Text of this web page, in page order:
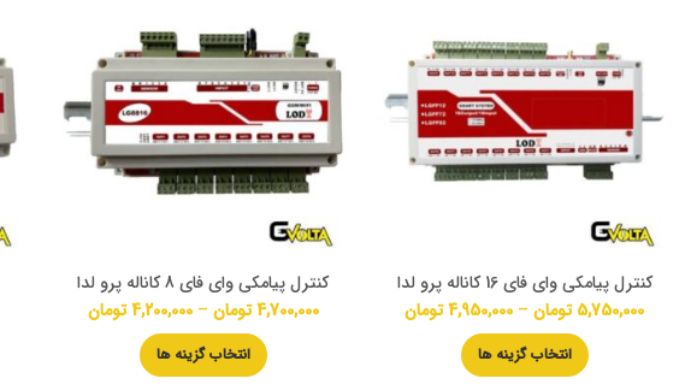
کنترل پیامکی وای فای 16 کاناله پرو لدا
5,750,000 تومان –
4,950,000تومان
انتخاب گزینه ها
کنترل پیامکی وای فای 8 کاناله پرو لدا
4,700,000تومان –
4,200,000تومان
انتخاب گزینه ها